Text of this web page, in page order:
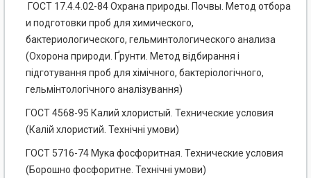
ГОСТ 17.4.4.02-84 Охрана природы. Почвы. Метод отбора
и подготовки проб для химического,
бактериологического, гельминтологического анализа
(Охорона природи. Ґрунти. Метод відбирання і
підготування проб для хімічного, бактеріологічного,
гельмінтологічного аналізування)
ГОСТ 4568-95 Калий хлористый. Технические условия
(Калій хлористий. Технічні умови)
ГОСТ 5716-74 Мука фосфоритная. Технические условия
(Борошно фосфоритне. Технічні умови)